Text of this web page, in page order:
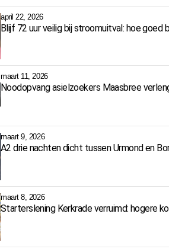
april 22, 2026
Blijf 72 uur veilig bij stroomuitval: hoe goed
maart 11, 2026
Noodopvang asielzoekers Maasbree
maart 9, 2026
A2 drie nachten dicht tussen Urmond en
maart 8, 2026
Starterslening Kerkrade verruimd: hogere